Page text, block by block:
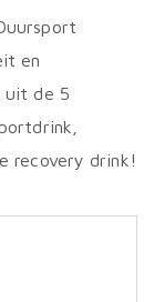
en
uit de 5
recovery drink!